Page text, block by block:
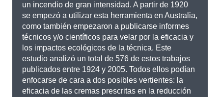
un incendio de gran intensidad. A partir de 1920
se empezó a utilizar esta herramienta en Australia,
como también empezaron a publicarse informes
técnicos y/o científicos para velar por la eficacia y
los impactos ecológicos de la técnica. Este
estudio analizó un total de 576 de estos trabajos
publicados entre 1924 y 2005. Todos ellos podían
enfocarse de cara a dos posibles vertientes: la
eficacia de las cremas prescritas en la reducción